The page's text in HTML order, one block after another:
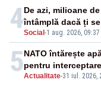
4Social -1 aug. 2026, 09:37
De azi, milioane
întâmplă dacă ți
5Actualitate-31 iul. 2026,
NATO întărește
pentru